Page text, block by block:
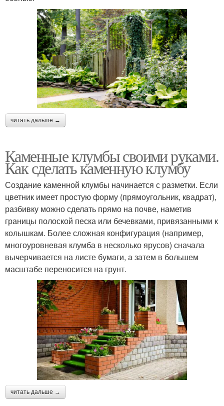
читать дальше →
Каменные клумбы своими руками.
Как сделать каменную клумбу
Создание каменной клумбы начинается с разметки. Если
цветник имеет простую форму (прямоугольник, квадрат),
разбивку можно сделать прямо на почве, наметив
границы полоской песка или бечевками, привязанными к
колышкам. Более сложная конфигурация (например,
многоуровневая клумба в несколько ярусов) сначала
вычерчивается на листе бумаги, а затем в большем
масштабе переносится на грунт.
читать дальше →